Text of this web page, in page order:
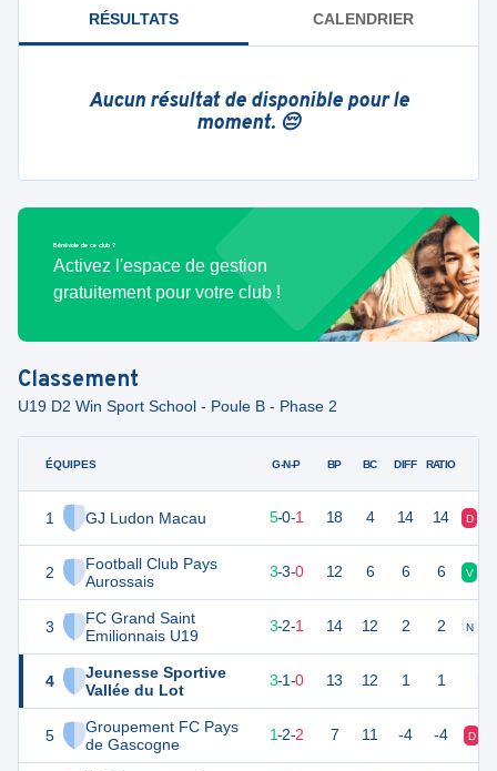
RÉSULTATS CALENDRIER
Aucun résultat de disponible pour le
moment. 😔
Bénévole de ce club ?
Activez l'espace de gestion
gratuitement pour votre club !
Classement
U19 D2 Win Sport School - Poule B - Phase 2
ÉQUIPES
1 GJ Ludon Macau
2
Football Club Pays
Aurossais
3
FC Grand Saint
Emilionnais U19
4
Jeunesse Sportive
Vallée du Lot
5
Groupement FC Pays
de Gascogne
G-N-P BP BC DIFF RATIO
15 5-0-1 18 4 14 14 D
12 3-3-0 12 6 6 6 V
11 3-2-1 14 12 2 2 N
8 3-1-0 13 12 1 1
4 6 1-2-2 7 11 -4 -4 D